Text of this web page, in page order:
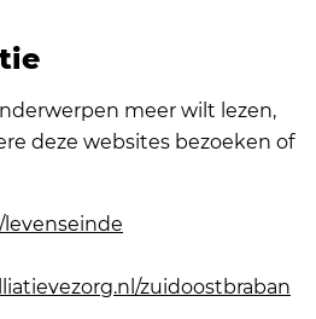
meer wilt lezen,
deze websites bezoeken of
zuidoostbraban